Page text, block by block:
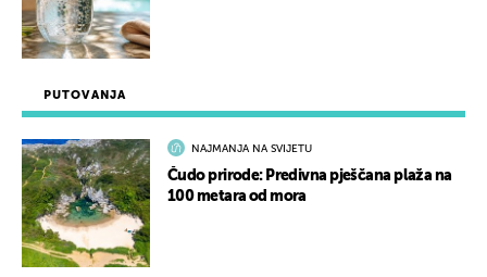
PUTOVANJA
NAJMANJA NA SVIJETU
Čudo prirode: Predivna pješčana plaža na
100 metara od mora